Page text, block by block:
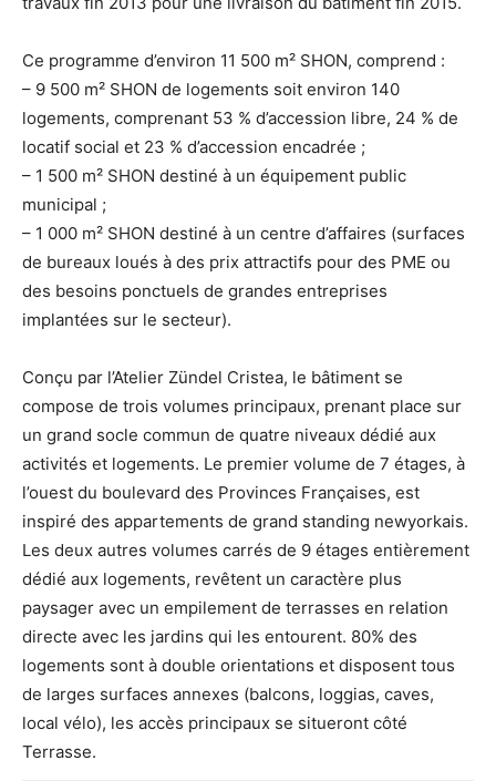
Ce programme d’environ 11 500 m² SHON, comprend :
– 9 500 m² SHON de logements soit environ 140
logements, comprenant 53 % d’accession libre, 24 % de
locatif social et 23 % d’accession encadrée ;
– 1 500 m² SHON destiné à un équipement public
municipal ;
– 1 000 m² SHON destiné à un centre d’affaires (surfaces
de bureaux loués à des prix attractifs pour des PME ou
des besoins ponctuels de grandes entreprises
implantées sur le secteur).
Conçu par l’Atelier Zündel Cristea, le bâtiment se
compose de trois volumes principaux, prenant place sur
un grand socle commun de quatre niveaux dédié aux
activités et logements. Le premier volume de 7 étages, à
l’ouest du boulevard des Provinces Françaises, est
inspiré des appartements de grand standing newyorkais.
Les deux autres volumes carrés de 9 étages entièrement
dédié aux logements, revêtent un caractère plus
paysager avec un empilement de terrasses en relation
directe avec les jardins qui les entourent. 80% des
logements sont à double orientations et disposent tous
de larges surfaces annexes (balcons, loggias, caves,
local vélo), les accès principaux se situeront côté
Terrasse.